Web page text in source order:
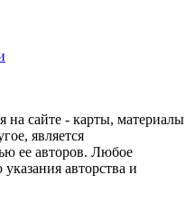
на сайте - карты, материалы
является
ее авторов. Любое
авторства и